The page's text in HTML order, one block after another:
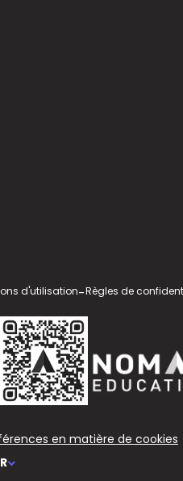
d'utilisation-Règles de
en matière de cookies